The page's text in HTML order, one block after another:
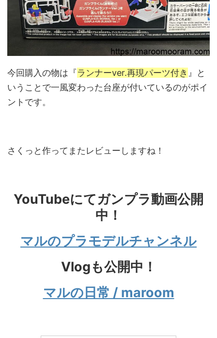
今回購入の物は『ランナーver.再現パーツ付き 』と
いうことで一風変わった台座が付いているのがポイ
ントです。
さくっと作ってまたレビューしますね！
YouTubeにてガンプラ動画公開
中！
マルのプラモデルチャンネル
Vlogも公開中！
マルの日常 / maroom